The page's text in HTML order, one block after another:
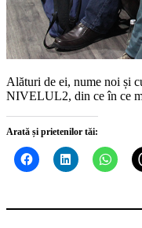
Alături de ei, nume noi și
NIVELUL2, din ce în ce
Arată și prietenilor tăi: